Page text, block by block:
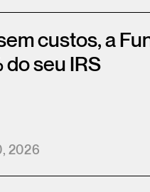
custos, a
do seu IRS
2026